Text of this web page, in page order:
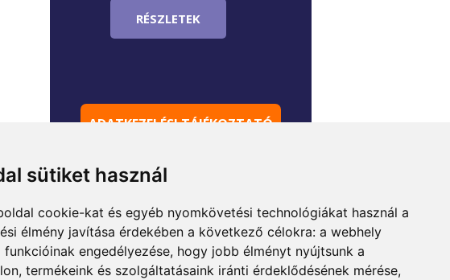
sütiket használ
cookie-kat és egyéb nyomkövetési technológiákat használ a
élmény javítása érdekében a következő célokra: a webhely
engedélyezése, hogy jobb élményt nyújtsunk a
, termékeink és szolgáltatásaink iránti érdeklődésének mérése,
RÉSZLETEK
ADATKEZELÉSI TÁJÉKOZTATÓ